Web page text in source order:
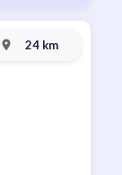
24 km